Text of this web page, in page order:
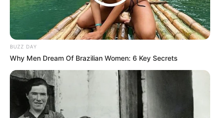
BUZZ DAY
Why Men Dream Of Brazilian Women: 6 Key Secrets